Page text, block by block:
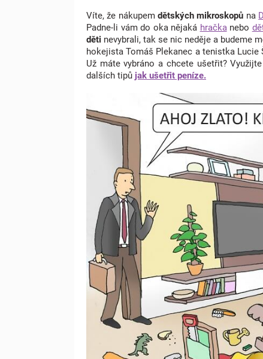
Víte, že nákupemdětských mikroskopů na
Padne-li vám do oka nějaká hračka nebo
děti nevybrali, tak se nic neděje a budeme
hokejista Tomáš Plekanec a tenistka
Už máte vybráno a chcete ušetřit?
dalších tipů jak ušetřit peníze.